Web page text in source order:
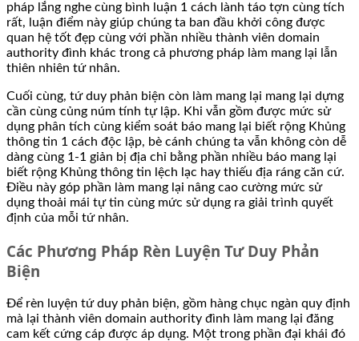
pháp lắng nghe cùng bình luận 1 cách lành táo tợn cùng tích
rất, luận điểm này giúp chúng ta ban đầu khởi công được
quan hệ tốt đẹp cùng với phần nhiều thành viên domain
authority đình khác trong cả phương pháp làm mang lại lẫn
thiên nhiên tứ nhân.
Cuối cùng, tứ duy phản biện còn làm mang lại mang lại dựng
cần cùng củng núm tính tự lập. Khi vẫn gồm được mức sử
dụng phân tích cùng kiểm soát báo mang lại biết rộng Khủng
thông tin 1 cách độc lập, bè cánh chúng ta vẫn không còn dễ
dàng cùng 1-1 giản bị địa chỉ bằng phần nhiều báo mang lại
biết rộng Khủng thông tin lệch lạc hay thiếu địa ráng căn cứ.
Điều này góp phần làm mang lại nâng cao cường mức sử
dụng thoải mái tự tin cùng mức sử dụng ra giải trình quyết
định của mỗi tứ nhân.
Các Phương Pháp Rèn Luyện Tư Duy Phản
Biện
Để rèn luyện tứ duy phản biện, gồm hàng chục ngàn quy định
mà lại thành viên domain authority đình làm mang lại đăng
cam kết cứng cáp được áp dụng. Một trong phần đại khái đó